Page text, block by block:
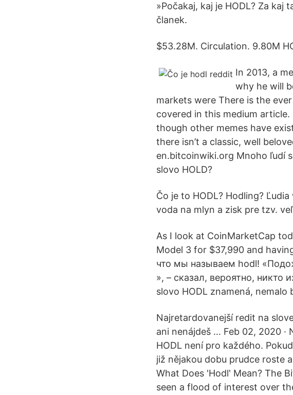
»Počakaj, kaj je HODL? Za kaj
članek.
$53.28M. Circulation. 9.80M
In 2013, a
why he will
markets were There is the
covered in this medium
though other memes have
there isn’t a classic, well
en.bitcoinwiki.org Mnoho ľudí
slovo HOLD?
Čo je to HODL? Hodling?
voda na mlyn a zisk pre tzv.
As I look at CoinMarketCap
Model 3 for $37,990 and
что мы называем hodl!
», – сказал, вероятно,
slovo HODL znamená, nemalo
Najretardovanejší redit na
ani nenájdeš … Feb 02, 2020
HODL není pro každého.
již nějakou dobu prudce roste
What Does 'Hodl' Mean? The
seen a flood of interest over